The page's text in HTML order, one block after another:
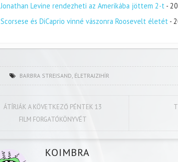
Jonathan Levine rendezheti az Amerikába jöttem 2-t -
Scorsese és DiCaprio vinné vászonra Roosevelt életét -
BARBRA STREISAND ÉLETRAJZIHÍR
ÁTÍRJÁK A KÖVETKEZŐ PÉNTEK 13
FILM FORGATÓKÖNYVÉT
KOIMBRA